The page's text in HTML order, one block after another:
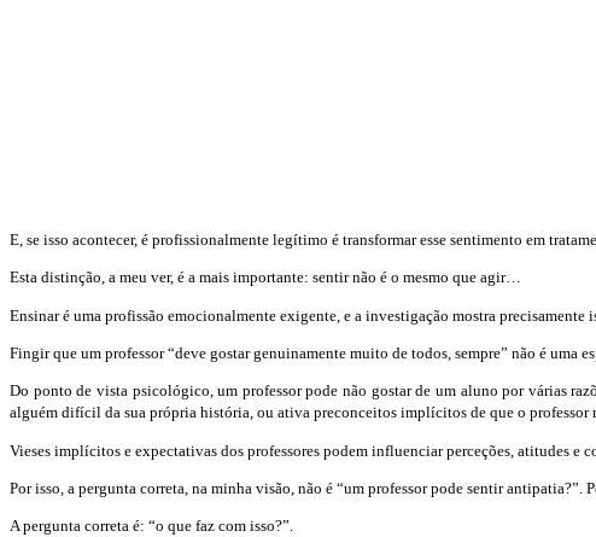
E, se isso acontecer, é profissionalmente legítimo é transformar esse sentimento em
Esta distinção, a meu ver, é a mais importante: sentir não é o mesmo que agir…
Ensinar é uma profissão emocionalmente exigente, e a investigação mostra precisamente
Fingir que um professor “deve gostar genuinamente muito de todos, sempre” não é uma
Do ponto de vista psicológico, um professor pode não gostar de um aluno por várias
alguém difícil da sua própria história, ou ativa preconceitos implícitos de que o professor
Vieses implícitos e expectativas dos professores podem influenciar perceções, atitudes e
Por isso, a pergunta correta, na minha visão, não é “um professor pode sentir antipatia?”.
A pergunta correta é: “o que faz com isso?”.